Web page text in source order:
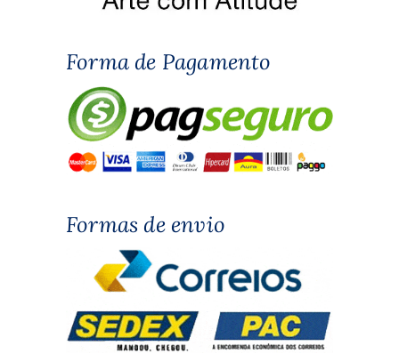
Forma de Pagamento
Formas de envio